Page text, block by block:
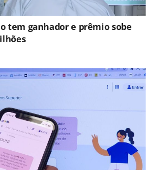
tem ganhador e prêmio sobe